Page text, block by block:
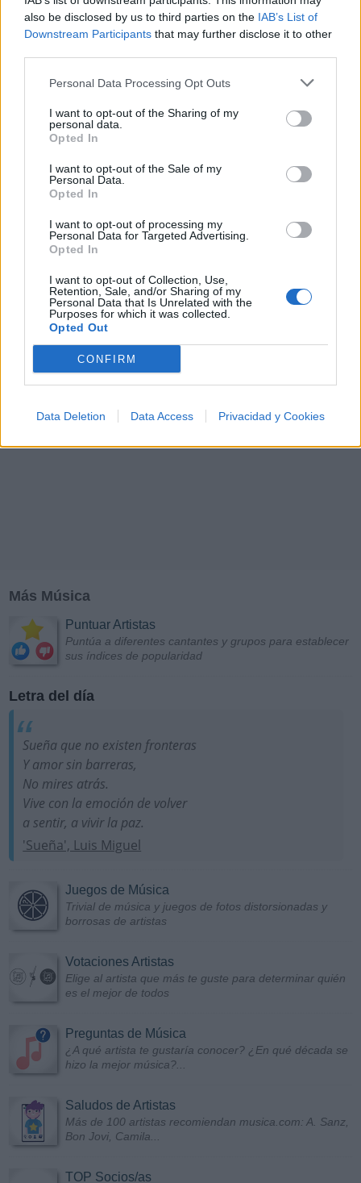
also be disclosed by us to third parties on the IAB’s List of
Downstream Participants that may further disclose it to other
Personal Data Processing Opt Outs
I want to opt-out of the Sharing of my
personal data.
Opted In
I want to opt-out of the Sale of my
Personal Data.
Opted In
I want to opt-out of processing my
Personal Data for Targeted Advertising.
Opted In
I want to opt-out of Collection, Use,
Retention, Sale, and/or Sharing of my
Personal Data that Is Unrelated with the
Purposes for which it was collected.
Opted Out
CONFIRM
Data Deletion Data Access Privacidad y Cookies
🪐🚀 Canciones para Ver las Estrellas:
🌌🚀 Viaje intergaláctico: la mejor selección de
tus noches de astronomía. 🪐🎸 Desconecta, mira
al firmamento y siente la gravedad cero. 💾 ¡Guarda
esta colección para tu próxima noche estrellada!
Letras Top Artistas
B C D E F G H K
Z #
Más Música
Puntuar Artistas
Puntúa a diferentes cantantes y grupos para establecer
sus índices de popularidad
Letra del día
Sueña que no existen fronteras
Y amor sin barreras,
No mires atrás.
Vive con la emoción de volver
a sentir, a vivir la paz.
'Sueña', Luis Miguel
Juegos de Música
Trivial de música y juegos de fotos distorsionadas y
borrosas de artistas
Votaciones Artistas
Elige al artista que más te guste para determinar quién
es el mejor de todos
Preguntas de Música
¿A qué artista te gustaría conocer? ¿En qué década se
hizo la mejor música?...
Saludos de Artistas
Más de 100 artistas recomiendan musica.com: A. Sanz,
Bon Jovi, Camila...
TOP Socios/as